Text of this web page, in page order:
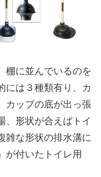
棚に並んでいるのを
には３種類有り、カ
カップの底が出っ張
、形状が合えばトイ
雑な形状の排水溝に
が付いたトイレ用